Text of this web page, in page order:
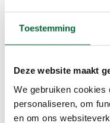
Toestemming
Deze website maakt
We gebruiken cookies
personaliseren, om
en om ons
Vlakbij
landgoed met een
Over het landgoed
kilometer. Verder
Klompenpad van
landgoed.